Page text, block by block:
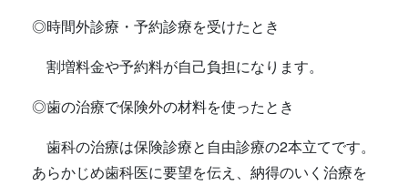
◎時間外診療・予約診療を受けたとき
割増料金や予約料が自己負担になります。
◎歯の治療で保険外の材料を使ったとき
歯科の治療は保険診療と自由診療の2本立てです。
あらかじめ歯科医に要望を伝え、納得のいく治療を